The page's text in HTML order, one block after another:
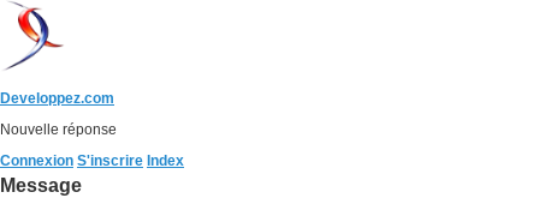
Developpez.com
Nouvelle réponse
Connexion S'inscrire Index
Message